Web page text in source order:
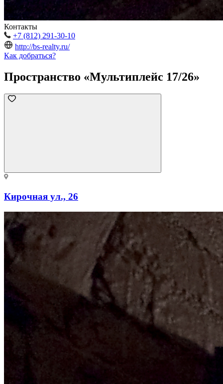
Контакты
+7 (812) 291-30-10
http://bs-realty.ru/
Как добраться?
Пространство «Мультиплейс 17/26»
Кирочная ул., 26